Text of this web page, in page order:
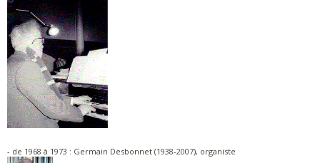
- de 1968 à 1973 : Germain Desbonnet (1938-2007), organiste